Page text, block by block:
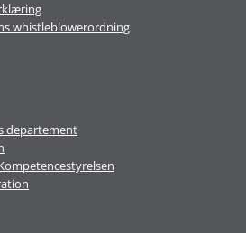
whistleblowerordning
departement